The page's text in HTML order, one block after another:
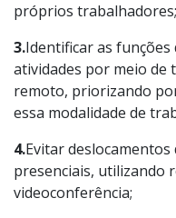
próprios trabalhadores;
3.Identificar as
atividades por meio
remoto, priorizando
essa modalidade de
4.Evitar
presenciais, utilizando
videoconferência;